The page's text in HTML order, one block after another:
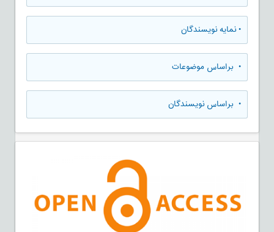
•نمایه نویسندگان
• براساس موضوعات
• براساس نویسندگان